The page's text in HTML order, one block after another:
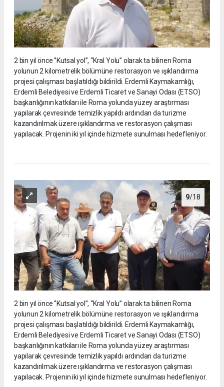
2 bin yıl önce ‘’Kutsal yol’’, “Kral Yolu” olarak ta bilinen Roma
yolunun 2 kilometrelik bölümüne restorasyon ve ışıklandırma
projesi çalışması başlatıldığı bildirildi. Erdemli Kaymakamlığı,
Erdemli Belediyesi ve Erdemli Ticaret ve Sanayi Odası (ETSO)
başkanlığının katkıları ile Roma yolunda yüzey araştırması
yapılarak çevresinde temizlik yapıldı ardından da turizme
kazandırılmak üzere ışıklandırma ve restorasyon çalışması
yapılacak. Projenin iki yıl içinde hizmete sunulması hedefleniyor.
9/18
2 bin yıl önce ‘’Kutsal yol’’, “Kral Yolu” olarak ta bilinen Roma
yolunun 2 kilometrelik bölümüne restorasyon ve ışıklandırma
projesi çalışması başlatıldığı bildirildi. Erdemli Kaymakamlığı,
Erdemli Belediyesi ve Erdemli Ticaret ve Sanayi Odası (ETSO)
başkanlığının katkıları ile Roma yolunda yüzey araştırması
yapılarak çevresinde temizlik yapıldı ardından da turizme
kazandırılmak üzere ışıklandırma ve restorasyon çalışması
yapılacak. Projenin iki yıl içinde hizmete sunulması hedefleniyor.